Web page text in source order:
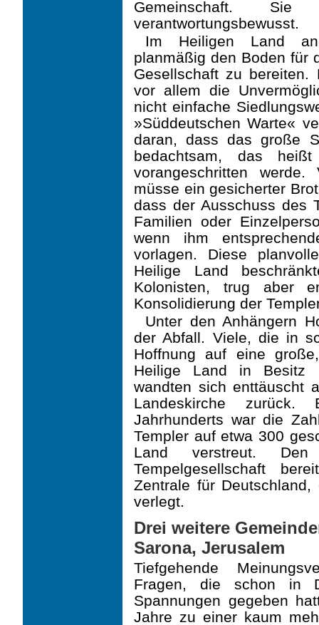
Gemeinschaft.
verantwortungsbewusst.
Im Heiligen Land
planmäßig den Boden für
Gesellschaft zu bereiten.
vor allem die
nicht einfache
»Süddeutschen Warte«
daran, dass das große
bedachtsam, das
vorangeschritten
müsse ein gesicherter
dass der Ausschuss des
Familien oder
wenn ihm
vorlagen. Diese
Heilige Land
Kolonisten, trug aber
Konsolidierung der
Unter den Anhängern
der Abfall. Viele, die in
Hoffnung auf eine
Heilige Land in Besitz
wandten sich enttäuscht
Landeskirche
Jahrhunderts war die
Templer auf etwa 300
Land verstreut. Den
Tempelgesellschaft
Zentrale für
verlegt.
Drei weitere
Sarona, Jerusalem
Tiefgehende
Fragen, die schon in
Spannungen gegeben
Jahre zu einer kaum